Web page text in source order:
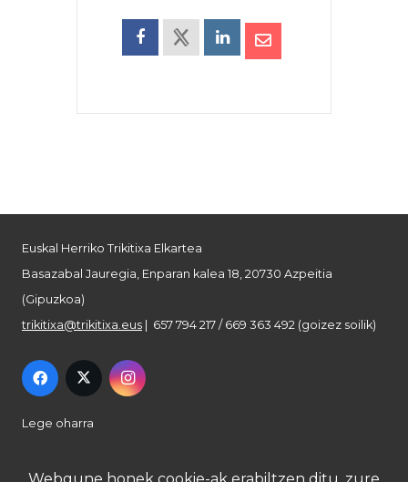
Euskal Herriko Trikitixa Elkartea
Basazabal Jauregia, Enparan kalea 18, 20730 Azpeitia
(Gipuzkoa)
trikitixa@trikitixa.eus | 657 794 217 / 669 363 492 (goizez soilik)
Lege oharra
Pribatutasun politika